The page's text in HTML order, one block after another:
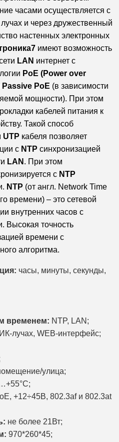
часами осуществляется с
и через дружественный
настенных электронных
имеют возможность
LAN интернет c
PoE (Power over
Passive PoE (в зависимости
мощности). При этом
кабелей питания к
Такой способ
UTP кабеля позволяет
с NTP синхронизацией
LAN . При этом
с NTP
NTP (от англ. Network Time
времени) – это сетевой
внутренних часов с
Высокая точность
времени с
алгоритма.
часы, минуты, секунды,
временем: NTP, LAN;
лучах, WEB-интерфейс;
улица;
+12÷45В, 802.3af и 802.3at
не более 21Вт;
970*260*45;